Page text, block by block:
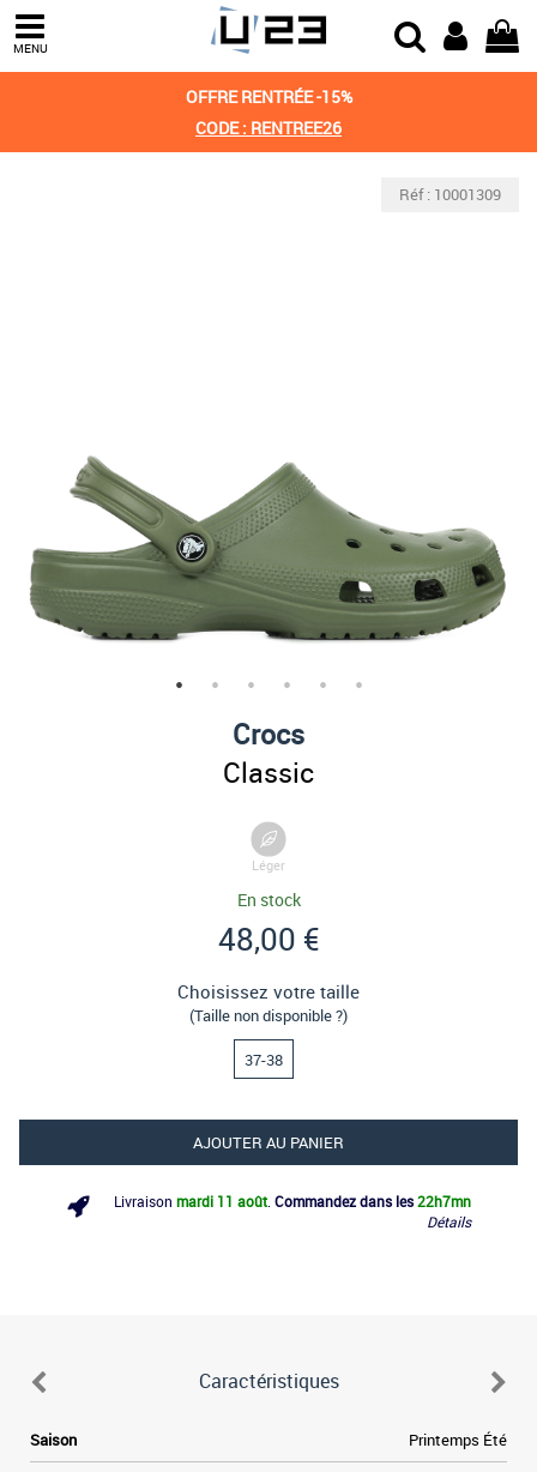
MENU
OFFRE RENTRÉE -15%
CODE : RENTREE26
Réf : 10001309
Crocs
Classic
Léger
En stock
48,00 €
Choisissez votre taille
(Taille non disponible ?)
37-38
AJOUTER AU PANIER
Livraison mardi 11 août. Commandez dans les 22h7mn
Détails
Caractéristiques
Saison Printemps Été